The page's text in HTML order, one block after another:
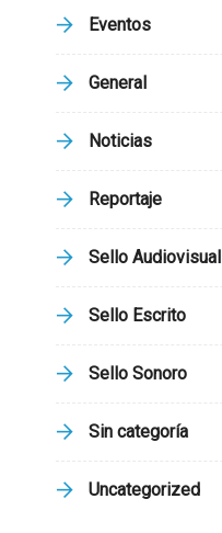
Eventos
General
Noticias
Reportaje
Sello Audiovisual
Sello Escrito
Sello Sonoro
Sin categoría
Uncategorized